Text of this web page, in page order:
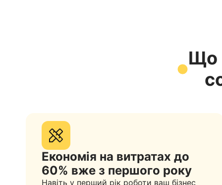
Що
Економія на витратах до
60% вже з першого року
Навіть у перший рік роботи ваш бізнес